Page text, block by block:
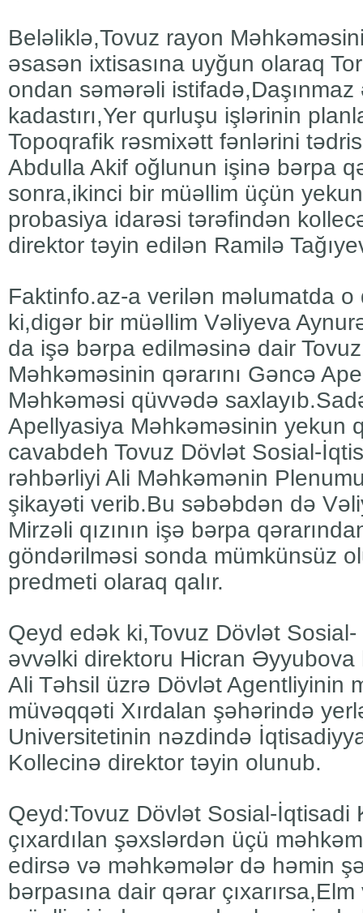
Beləliklə,Tovuz rayon
əsasən ixtisasına uyğun olaraq
ondan səmərəli istifadə,Daşınmaz
kadastırı,Yer qurluşu işlərinin
Topoqrafik rəsmixətt fənlərini
Abdulla Akif oğlunun işinə bərpa
sonra,ikinci bir müəllim üçün
probasiya idarəsi tərəfindən
direktor təyin edilən Ramilə
Faktinfo.az-a verilən məlumatda o
ki,digər bir müəllim Vəliyeva
da işə bərpa edilməsinə dair
Məhkəməsinin qərarını Gəncə
Məhkəməsi qüvvədə
Apellyasiya Məhkəməsinin yekun
cavabdeh Tovuz Dövlət Sosial-
rəhbərliyi Ali Məhkəmənin
şikayəti verib.Bu səbəbdən də
Mirzəli qızının işə bərpa
göndərilməsi sonda mümkünsüz
predmeti olaraq qalır.
Qeyd edək ki,Tovuz Dövlət
əvvəlki direktoru Hicran Əyyubova
Ali Təhsil üzrə Dövlət Agentliyinin
müvəqqəti Xırdalan şəhərində
Universitetinin nəzdində
Kollecinə direktor təyin olunub.
Qeyd:Tovuz Dövlət Sosial-İqtisadi
çıxardılan şəxslərdən üçü
edirsə və məhkəmələr də həmin
bərpasına dair qərar